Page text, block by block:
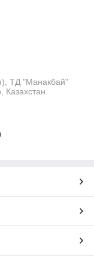
ТД "Манакбай"
Казахстан